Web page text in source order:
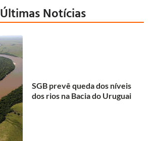
Últimas Notícias
SGB prevê queda dos níveis
dos rios na Bacia do Uruguai